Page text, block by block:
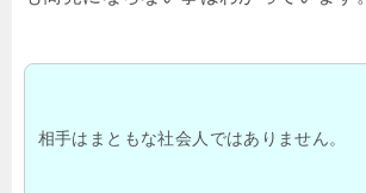
相手はまともな社会人ではありません。